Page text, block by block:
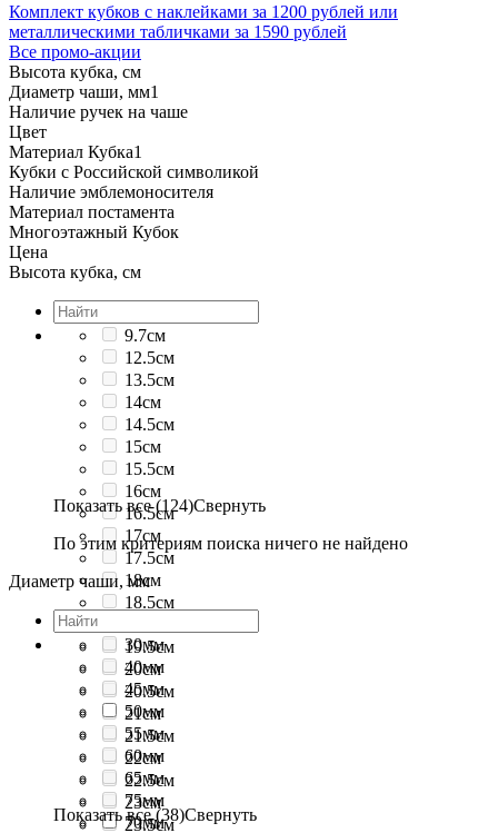
Комплект кубков с наклейками за 1200 рублей или
металлическими табличками за 1590 рублей
Все промо-акции
Высота кубка, см
Диаметр чаши, мм1
Наличие ручек на чаше
Цвет
Материал Кубка1
Кубки с Российской символикой
Наличие эмблемоносителя
Материал постамента
Многоэтажный Кубок
Цена
Высота кубка, см
9.7см
12.5см
13.5см
14см
14.5см
15см
15.5см
16см
16.5см
17см
17.5см
18см
18.5см
19.5см
20см
20.5см
21см
21.5см
22см
22.5см
23см
23.5см
Показать все (124)Свернуть
По этим критериям поиска ничего не найдено
Диаметр чаши, мм
30мм
40мм
45мм
50мм
55мм
60мм
65мм
75мм
70мм
Показать все (38)Свернуть